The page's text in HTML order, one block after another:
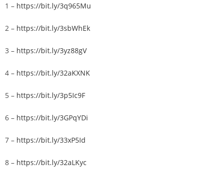
1 – https://bit.ly/3q965Mu
2 – https://bit.ly/3sbWhEk
3 – https://bit.ly/3yz88gV
4 – https://bit.ly/32aKXNK
5 – https://bit.ly/3p5Ic9F
6 – https://bit.ly/3GPqYDi
7 – https://bit.ly/33xP5Id
8 – https://bit.ly/32aLKyc